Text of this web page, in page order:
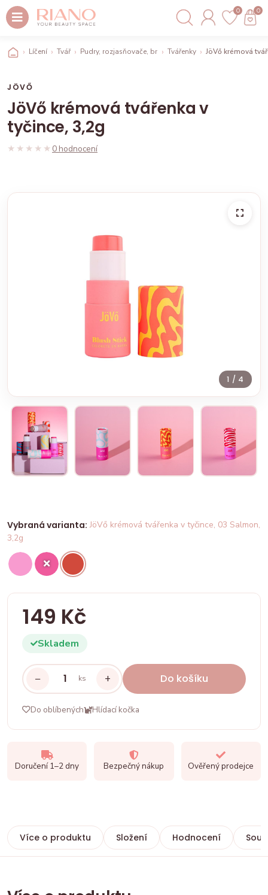
0 0
Líčení Tvář Pudry, rozjasňovače, bronzery, tvářenky
Tvářenky JöVő krémová
JÖVŐ
JöVő krémová tvářenka v
tyčince, 3,2g
★★★★★
★★★★★ 0 hodnocení
1 / 4
Vybraná varianta: JöVő krémová tvářenka v tyčince, 03 Salmon,
3,2g
149 Kč
Skladem
− ks + Do košíku
Do oblíbených Hlídací kočka
Doručení 1–2 dny Bezpečný nákup Ověřený prodejce
Více o produktu Složení Hodnocení